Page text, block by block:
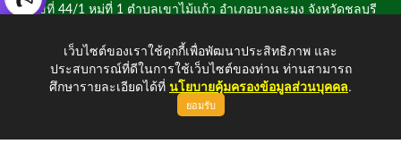
เลขที่ 44/1 หมู่ที่ 1 ตำบลเขาไม้แก้ว อำเภอบางละมุง จังหวัดชลบุรี
สอบถามข้อมูลโทรศัพท์/โทรสาร 0-3807-2634-5
E-mail : saraban@khaomaikaew.go.th
เว็บไซต์ของเราใช้คุกกี้เพื่อพัฒนาประสิทธิภาพ และ
ประสบการณ์ที่ดีในการใช้เว็บไซต์ของท่าน ท่านสามารถ
ศึกษารายละเอียดได้ที่ นโยบายคุ้มครองข้อมูลส่วนบุคคล.
ยอมรับ